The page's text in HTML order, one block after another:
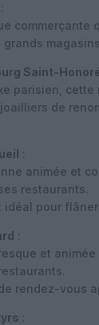
:
grands
Saint-
parisien,
de
:
animée et
restaurants.
idéal pour
:
et
rendez-vous
: